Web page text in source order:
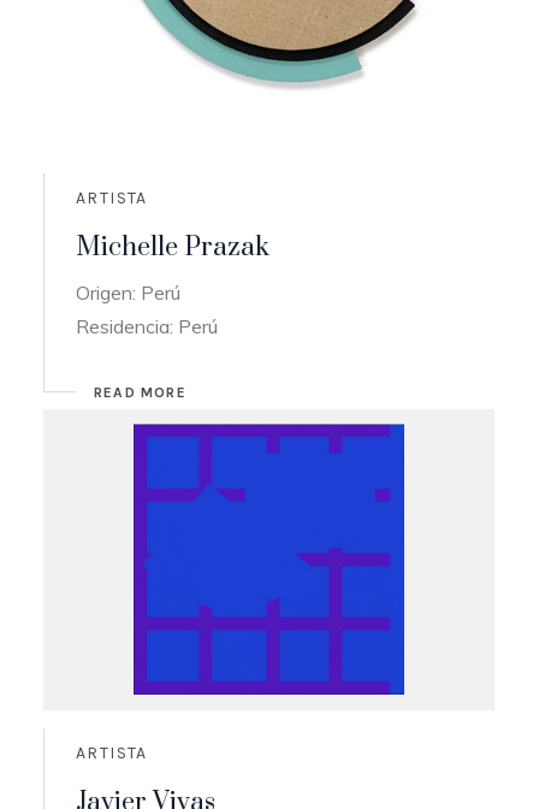
ARTISTA
Michelle Prazak
Origen: Perú
Residencia: Perú
READ MORE
ARTISTA
Javier Vivas